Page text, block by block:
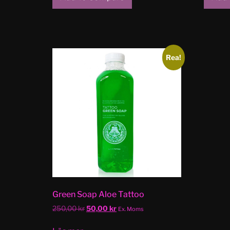
Rea!
Green Soap Aloe Tattoo
250,00kr50,00 kr Ex. Moms